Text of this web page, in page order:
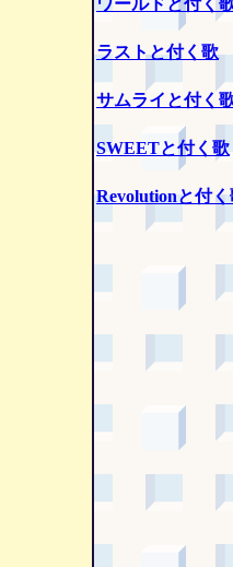
ワールドと付く
ラストと付く歌
サムライと付く
SWEETと付く歌
Revolutionと付く